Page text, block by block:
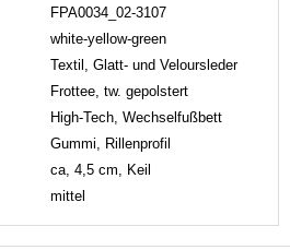
FPA0034_02-3107
white-yellow-green
Textil, Glatt- und Veloursleder
Frottee, tw. gepolstert
High-Tech, Wechselfußbett
Gummi, Rillenprofil
ca, 4,5 cm, Keil
mittel